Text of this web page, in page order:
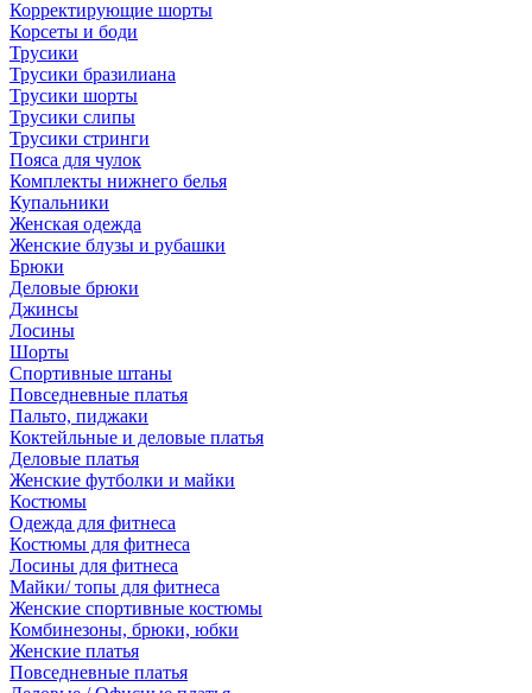
Корректирующие шорты
Корсеты и боди
Трусики
Трусики бразилиана
Трусики шорты
Трусики слипы
Трусики стринги
Пояса для чулок
Комплекты нижнего белья
Купальники
Женская одежда
Женские блузы и рубашки
Брюки
Деловые брюки
Джинсы
Лосины
Шорты
Спортивные штаны
Повседневные платья
Пальто, пиджаки
Коктейльные и деловые платья
Деловые платья
Женские футболки и майки
Костюмы
Одежда для фитнеса
Костюмы для фитнеса
Лосины для фитнеса
Майки/ топы для фитнеса
Женские спортивные костюмы
Комбинезоны, брюки, юбки
Женские платья
Повседневные платья